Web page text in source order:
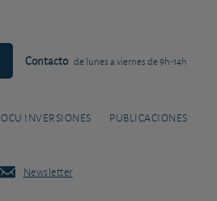
Contacto de lunes a viernes de 9h-14h
INVERSIONES PUBLICACIONES
Newsletter